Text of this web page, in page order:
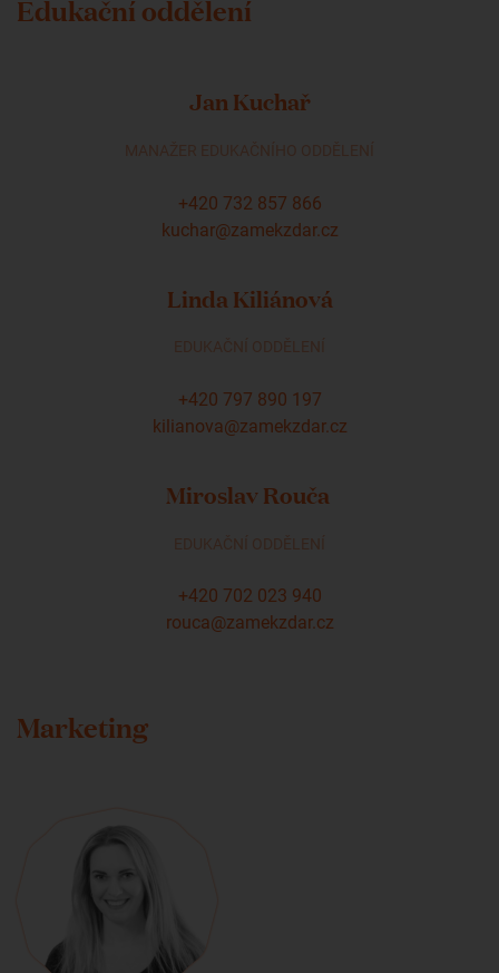
Edukační oddělení
Jan Kuchař
MANAŽER EDUKAČNÍHO ODDĚLENÍ
+420 732 857 866
kuchar@zamekzdar.cz
Linda Kiliánová
EDUKAČNÍ ODDĚLENÍ
+420 797 890 197
kilianova@zamekzdar.cz
Miroslav Rouča
EDUKAČNÍ ODDĚLENÍ
+420 702 023 940
rouca@zamekzdar.cz
Marketing